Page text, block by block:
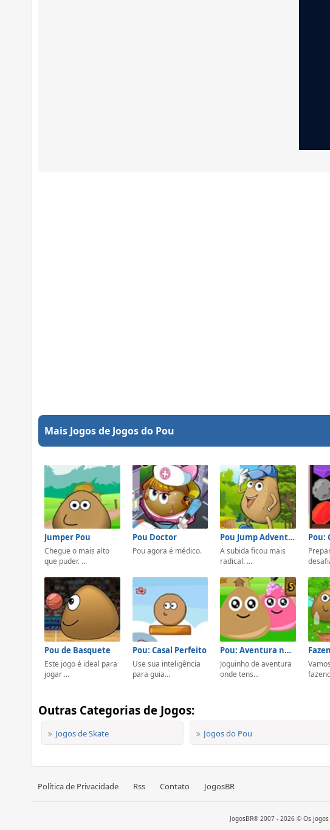
Mais Jogos de Jogos do Pou
Jumper Pou
Chegue o mais alto
que puder. ...
Pou Doctor
Pou agora é médico.
Pou Jump Adventure
A subida ficou mais
radical. ...
Pou de Basquete
Este jogo é ideal para
jogar ...
Pou: Casal Perfeito
Use sua inteligência
para guia...
Pou: Aventura no Vilarejo
Joguinho de aventura
onde tens...
Outras Categorias de Jogos:
Jogos de Skate Jogos do Pou
Política de Privacidade Rss Contato JogosBR
JogosBR® 2007 - 2026 © Os